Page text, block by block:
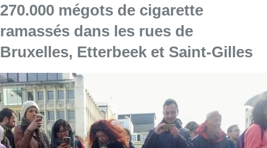
270.000 mégots de cigarette
ramassés dans les rues de
Bruxelles, Etterbeek et Saint-Gilles